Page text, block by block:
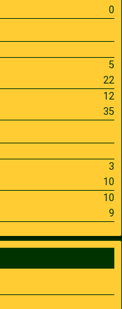
0
5
22
12
35
3
10
10
9